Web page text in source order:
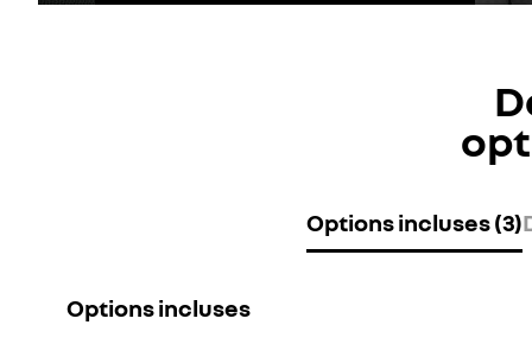
Options incluses (3)
Options incluses